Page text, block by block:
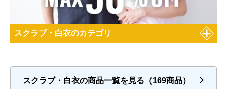
スクラブ・白衣のカテゴリ
スクラブ・白衣の商品一覧を見る（169商品）